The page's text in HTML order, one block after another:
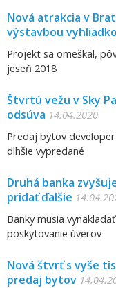
Nová atrakcia v
výstavbou
Projekt sa omeškal,
jeseň 2018
Štvrtú vežu v Sky
odsúva 14.04.2020
Predaj bytov
dlhšie vypredané
Druhá banka
pridať ďalšie
Banky musia
poskytovanie úverov
Nová štvrť s vyše
predaj bytov